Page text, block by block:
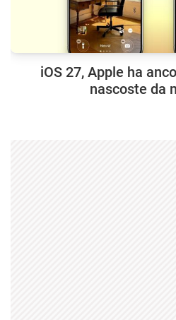
iOS 27, Apple ha
nascoste da